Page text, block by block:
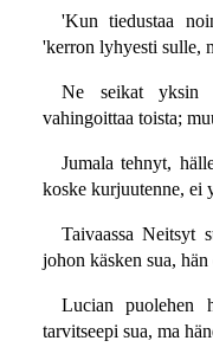
'Kun tiedustaa
'kerron lyhyesti sulle,
Ne seikat yksin
vahingoittaa toista;
Jumala tehnyt,
koske kurjuutenne, ei
Taivaassa Neitsyt
johon käsken sua,
Lucian puolehen
tarvitseepi sua, ma